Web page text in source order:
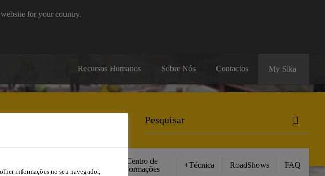
for your country.
Recursos Humanos Sobre Nós Contactos My Sika
Referência
Centro de
Formações
+Técnica RoadShows FAQ
informações no seu navegador,